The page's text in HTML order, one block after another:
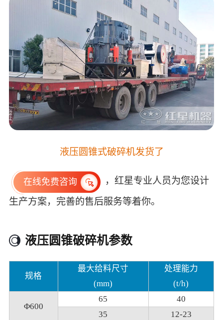
液压圆锥式破碎机发货了
在线免费咨询 ，红星专业人员为您设计
生产方案，完善的售后服务等着你。
液压圆锥破碎机参数
规格
最大给料尺寸
(mm)
处理能力
(t/h)
Φ600
65
40
35
12-23